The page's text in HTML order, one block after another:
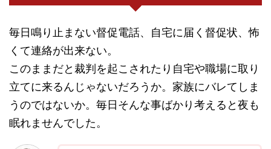
毎日鳴り止まない督促電話、自宅に届く督促状、怖
くて連絡が出来ない。
このままだと裁判を起こされたり自宅や職場に取り
立てに来るんじゃないだろうか。家族にバレてしま
うのではないか。毎日そんな事ばかり考えると夜も
眠れませんでした。